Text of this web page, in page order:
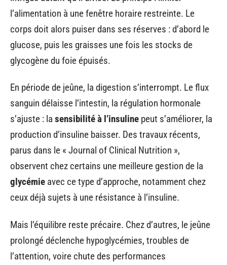
l’alimentation à une fenêtre horaire restreinte. Le
corps doit alors puiser dans ses réserves : d’abord le
glucose, puis les graisses une fois les stocks de
glycogène du foie épuisés.
En période de jeûne, la digestion s’interrompt. Le flux
sanguin délaisse l’intestin, la régulation hormonale
s’ajuste : la sensibilité à l’insuline peut s’améliorer, la
production d’insuline baisser. Des travaux récents,
parus dans le « Journal of Clinical Nutrition »,
observent chez certains une meilleure gestion de la
glycémie avec ce type d’approche, notamment chez
ceux déjà sujets à une résistance à l’insuline.
Mais l’équilibre reste précaire. Chez d’autres, le jeûne
prolongé déclenche hypoglycémies, troubles de
l’attention, voire chute des performances